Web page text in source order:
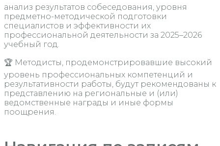
анализ результатов собеседования, уровня
предметно-методической подготовки
специалистов и эффективности их
профессиональной деятельности за 2025–2026
учебный год.
🏆 Методисты, продемонстрировавшие высокий
уровень профессиональных компетенций и
результативности работы, будут рекомендованы к
представлению на региональные и (или)
ведомственные награды и иные формы
поощрения.